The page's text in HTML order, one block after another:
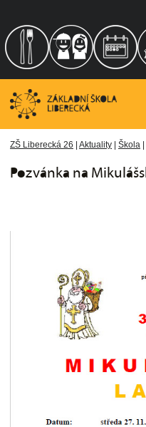
obsah
ZŠ Liberecká 26 | Aktuality | Škola |
Pozvánka na